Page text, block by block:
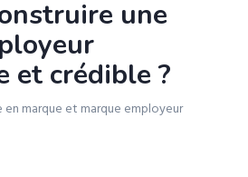
une
et crédible ?
en marque et marque employeur